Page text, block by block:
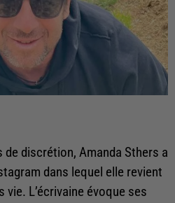
discrétion, Amanda Sthers a
dans lequel elle revient
L’écrivaine évoque ses